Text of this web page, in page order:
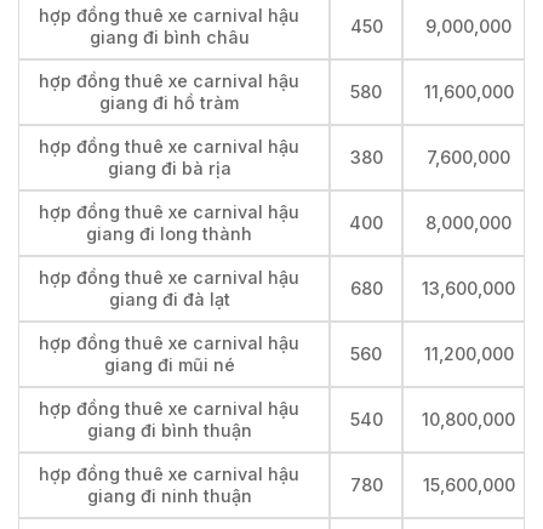
hợp đồng thuê xe carnival hậu
giang đi bình châu
450 9,000,000
hợp đồng thuê xe carnival hậu
giang đi hồ tràm
580 11,600,000
hợp đồng thuê xe carnival hậu
giang đi bà rịa
380 7,600,000
hợp đồng thuê xe carnival hậu
giang đi long thành
400 8,000,000
hợp đồng thuê xe carnival hậu
giang đi đà lạt
680 13,600,000
hợp đồng thuê xe carnival hậu
giang đi mũi né
560 11,200,000
hợp đồng thuê xe carnival hậu
giang đi bình thuận
540 10,800,000
hợp đồng thuê xe carnival hậu
giang đi ninh thuận
780 15,600,000